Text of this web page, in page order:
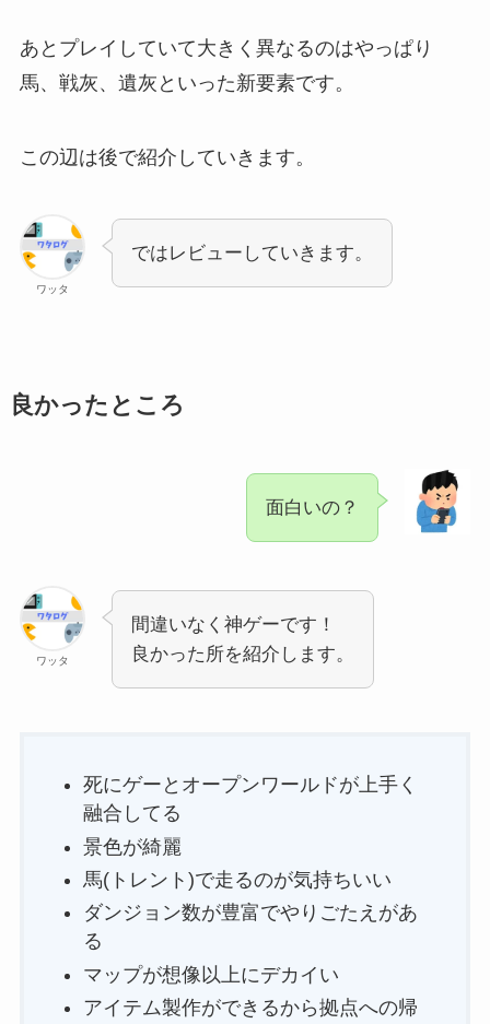
あとプレイしていて大きく異なるのはやっぱり
馬、戦灰、遺灰といった新要素です。
この辺は後で紹介していきます。
ワッタ
ではレビューしていきます。
良かったところ
面白いの？
ワッタ
間違いなく神ゲーです！
良かった所を紹介します。
死にゲーとオープンワールドが上手く
融合してる
景色が綺麗
馬(トレント)で走るのが気持ちいい
ダンジョン数が豊富でやりごたえがあ
る
マップが想像以上にデカイい
アイテム製作ができるから拠点への帰